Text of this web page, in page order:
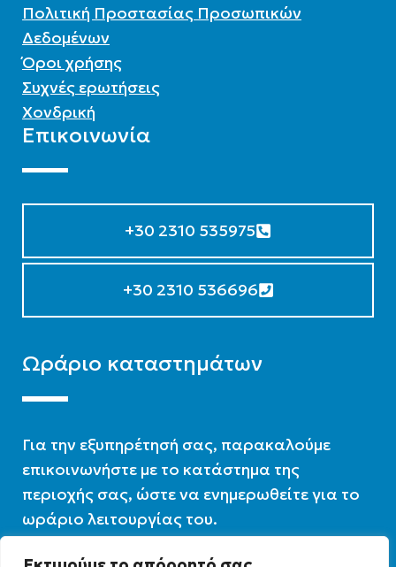
Πολιτική Προστασίας Προσωπικών
Δεδομένων
Όροι χρήσης
Συχνές ερωτήσεις
Χονδρική
Επικοινωνία
+30 2310 535975
+30 2310 536696
Ωράριο καταστημάτων
Για την εξυπηρέτησή σας, παρακαλούμε
επικοινωνήστε με το κατάστημα της
περιοχής σας, ώστε να ενημερωθείτε για το
ωράριο λειτουργίας του.